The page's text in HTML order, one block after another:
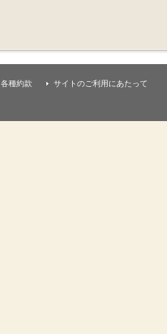
各種約款 サイトのご利用にあたって